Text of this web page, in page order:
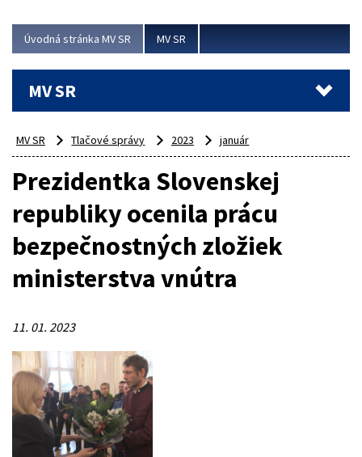
Úvodná stránka MV SR MV SR
MV SR
MV SR Tlačové správy 2023 január
Prezidentka Slovenskej
republiky ocenila prácu
bezpečnostných zložiek
ministerstva vnútra
11. 01. 2023